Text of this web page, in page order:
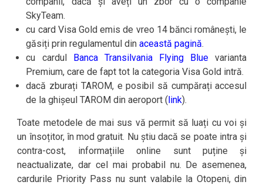
SkyTeam.
cu card Visa Gold emis de vreo 14 bănci românești, le
găsiți prin regulamentul dinaceastă pagină.
cu cardul Banca Transilvania Flying Blue varianta
Premium, care de fapt tot la categoria Visa Gold intră.
dacă zburați TAROM, e posibil să cumpărați accesul
de la ghișeul TAROM din aeroport (link).
Toate metodele de mai sus vă permit să luați cu voi și
un însoțitor, în mod gratuit. Nu știu dacă se poate intra și
contra-cost, informațiile online sunt puține și
neactualizate, dar cel mai probabil nu. De asemenea,
cardurile Priority Pass nu sunt valabile la Otopeni, din